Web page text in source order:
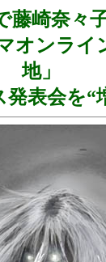
藤崎奈々
オンラ
地」
発表会を“